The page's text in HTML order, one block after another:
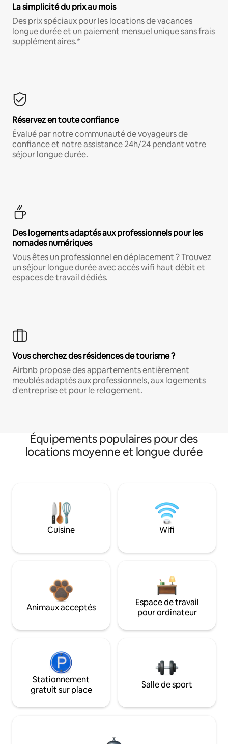
La simplicité du prix au mois
Des prix spéciaux pour les locations de vacances
longue durée et un paiement mensuel unique sans frais
supplémentaires.*
Réservez en toute confiance
Évalué par notre communauté de voyageurs de
confiance et notre assistance 24h/24 pendant votre
séjour longue durée.
Des logements adaptés aux professionnels pour les
nomades numériques
Vous êtes un professionnel en déplacement ? Trouvez
un séjour longue durée avec accès wifi haut débit et
espaces de travail dédiés.
Vous cherchez des résidences de tourisme ?
Airbnb propose des appartements entièrement
meublés adaptés aux professionnels, aux logements
d'entreprise et pour le relogement.
Équipements populaires pour des
locations moyenne et longue durée
Cuisine Wifi
Animaux acceptés
Espace de travail
pour ordinateur
Stationnement
gratuit sur place
Salle de sport